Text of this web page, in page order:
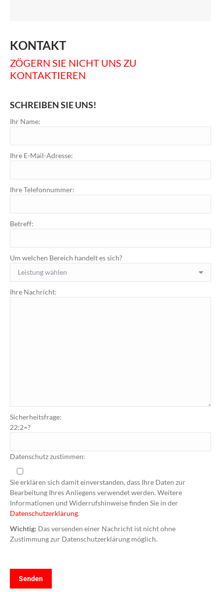
KONTAKT
ZÖGERN SIE NICHT UNS ZU
KONTAKTIEREN
SCHREIBEN SIE UNS!
Ihr Name:
Ihre E-Mail-Adresse:
Ihre Telefonnummer:
Betreff:
Um welchen Bereich handelt es sich?
Ihre Nachricht:
Sicherheitsfrage:
22:2=?
Datenschutz zustimmen:
Sie erklären sich damit einverstanden, dass Ihre Daten zur
Bearbeitung Ihres Anliegens verwendet werden. Weitere
Informationen und Widerrufshinweise finden Sie in der
Datenschutzerklärung.
Wichtig: Das versenden einer Nachricht ist nicht ohne
Zustimmung zur Datenschutzerklärung möglich.